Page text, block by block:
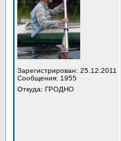
Зарегистрирован: 25.12.2011
Сообщения: 1955
Откуда: ГРОДНО